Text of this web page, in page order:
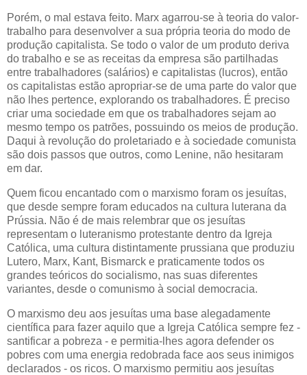
Porém, o mal estava feito. Marx agarrou-se à teoria do valor-
trabalho para desenvolver a sua própria teoria do modo de
produção capitalista. Se todo o valor de um produto deriva
do trabalho e se as receitas da empresa são partilhadas
entre trabalhadores (salários) e capitalistas (lucros), então
os capitalistas estão apropriar-se de uma parte do valor que
não lhes pertence, explorando os trabalhadores. É preciso
criar uma sociedade em que os trabalhadores sejam ao
mesmo tempo os patrões, possuindo os meios de produção.
Daqui à revolução do proletariado e à sociedade comunista
são dois passos que outros, como Lenine, não hesitaram
em dar.
Quem ficou encantado com o marxismo foram os jesuítas,
que desde sempre foram educados na cultura luterana da
Prússia. Não é de mais relembrar que os jesuítas
representam o luteranismo protestante dentro da Igreja
Católica, uma cultura distintamente prussiana que produziu
Lutero, Marx, Kant, Bismarck e praticamente todos os
grandes teóricos do socialismo, nas suas diferentes
variantes, desde o comunismo à social democracia.
O marxismo deu aos jesuítas uma base alegadamente
científica para fazer aquilo que a Igreja Católica sempre fez -
santificar a pobreza - e permitia-lhes agora defender os
pobres com uma energia redobrada face aos seus inimigos
declarados - os ricos. O marxismo permitiu aos jesuítas